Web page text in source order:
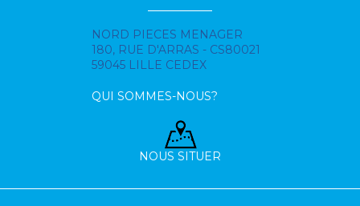
NORD PIECES MENAGER
180, RUE D'ARRAS - CS80021
59045 LILLE CEDEX
QUI SOMMES-NOUS?
NOUS SITUER